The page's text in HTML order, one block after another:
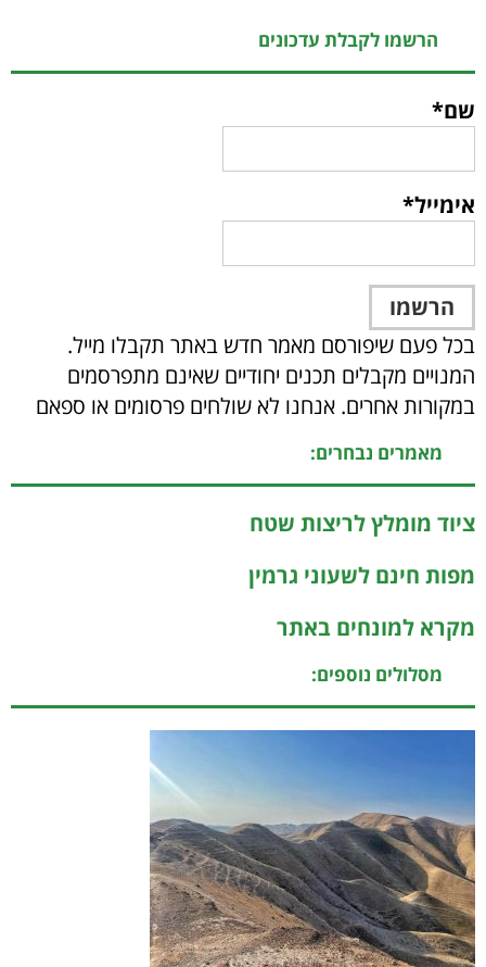
הרשמו לקבלת עדכונים
שם*
אימייל*
בכל פעם שיפורסם מאמר חדש באתר תקבלו מייל.
המנויים מקבלים תכנים יחודיים שאינם מתפרסמים
במקורות אחרים. אנחנו לא שולחים פרסומים או ספאם
מאמרים נבחרים:
ציוד מומלץ לריצות שטח
מפות חינם לשעוני גרמין
מקרא למונחים באתר
מסלולים נוספים: